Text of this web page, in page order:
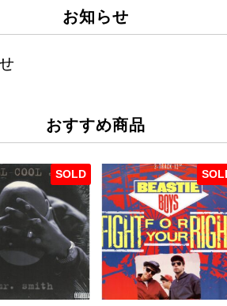
お知らせ
おすすめ商品
SOLD